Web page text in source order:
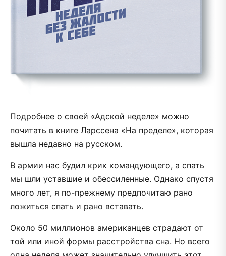
Подробнее о своей «Адской неделе» можно
почитать в книге Ларссена «На пределе», которая
вышла недавно на русском.
В армии нас будил крик командующего, а спать
мы шли уставшие и обессиленные. Однако спустя
много лет, я по-прежнему предпочитаю рано
ложиться спать и рано вставать.
Около 50 миллионов американцев страдают от
той или иной формы расстройства сна. Но всего